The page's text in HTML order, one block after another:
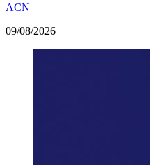
ACN
09/08/2026